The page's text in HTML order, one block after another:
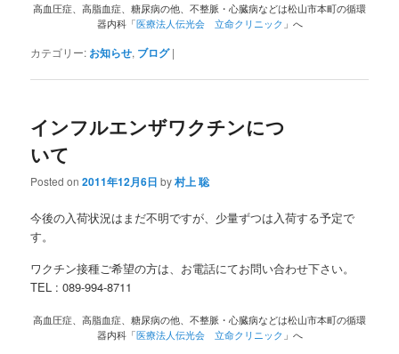
高血圧症、高脂血症、糖尿病の他、不整脈・心臓病などは松山市本町の循環
器内科「医療法人伝光会 立命クリニック 」へ
カテゴリー: お知らせ, ブログ |
インフルエンザワクチンにつ
いて
Posted on2011年12月6日 by村上 聡
今後の入荷状況はまだ不明ですが、少量ずつは入荷する予定で
す。
ワクチン接種ご希望の方は、お電話にてお問い合わせ下さい。
TEL : 089-994-8711
高血圧症、高脂血症、糖尿病の他、不整脈・心臓病などは松山市本町の循環
器内科「医療法人伝光会 立命クリニック 」へ